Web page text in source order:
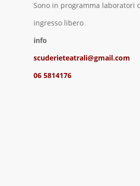
Sono in programma laboratori
ingresso libero
info
scuderieteatrali@gmail.com
06 5814176